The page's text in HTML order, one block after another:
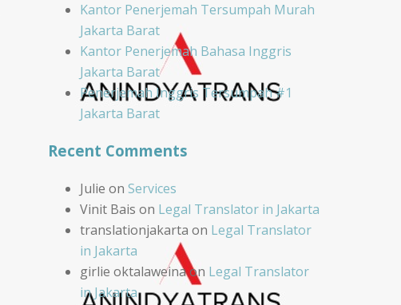
Kantor Penerjemah Tersumpah Murah
Jakarta Barat
Kantor Penerjemah Bahasa Inggris
Jakarta Barat
Penerjemah Inggris Tersumpah #1
Jakarta Barat
Recent Comments
Julie on Services
Vinit Bais on Legal Translator in Jakarta
translationjakarta on Legal Translator
in Jakarta
girlie oktalaweinaon Legal Translator
in Jakarta